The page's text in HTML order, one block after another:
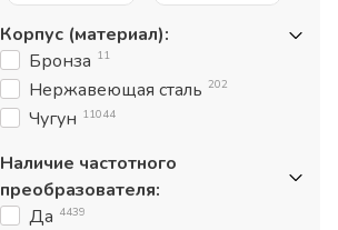
Корпус (материал):
Бронза 11
Нержавеющая сталь 202
Чугун 11044
Наличие частотного
преобразователя:
Да 4439